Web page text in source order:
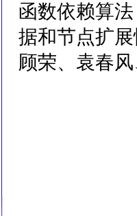
函数依赖算
据和节点扩
顾荣、袁春风